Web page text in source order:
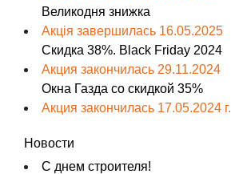
Великодня знижка
Акція завершилась 16.05.2025
Скидка 38%. Black Friday 2024
Акция закончилась 29.11.2024
Окна Газда со скидкой 35%
Акция закончилась 17.05.2024 г.
Новости
С днем строителя!